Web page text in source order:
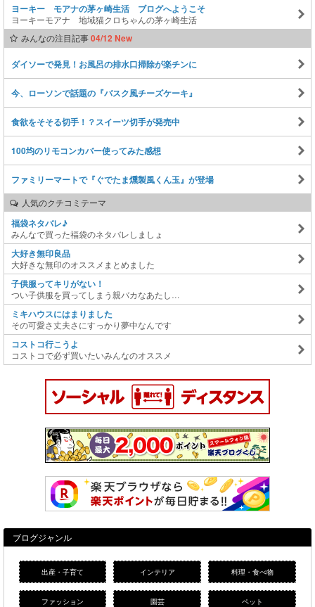
ヨーキー モアナの茅ヶ崎生活 ブログへようこそ
ヨーキーモアナ 地域猫クロちゃんの茅ヶ崎生活
みんなの注目記事04/12 New
ダイソーで発見！お風呂の排水口掃除が楽チンに
今、ローソンで話題の『バスク風チーズケーキ』
食欲をそそる切手！？スイーツ切手が発売中
100均のリモコンカバー使ってみた感想
ファミリーマートで『ぐでたま燻製風くん玉』が登場
人気のクチコミテーマ
福袋ネタバレ♪
みんなで買った福袋のネタバレしましょ
大好き無印良品
大好きな無印のオススメまとめました
子供服ってキリがない！
つい子供服を買ってしまう親バカなあたし…
ミキハウスにはまりました
その可愛さ丈夫さにすっかり夢中なんです
コストコ行こうよ
コストコで必ず買いたいみんなのオススメ
ブログジャンル
出産・子育て インテリア 料理・食べ物
ファッション 園芸 ペット